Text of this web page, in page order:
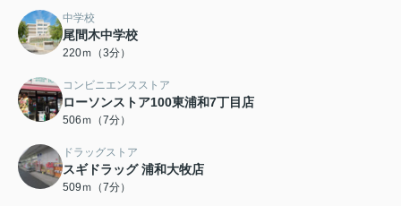
中学校
尾間木中学校
220ｍ（3分）
コンビニエンスストア
ローソンストア100東浦和7丁目店
506ｍ（7分）
ドラッグストア
スギドラッグ 浦和大牧店
509ｍ（7分）